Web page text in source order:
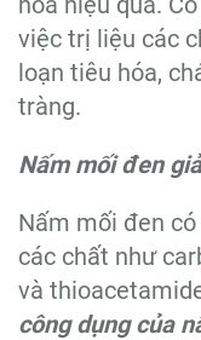
việc trị liệu các
loạn tiêu hóa,
tràng.
Nấm mối đen
Nấm mối đen
các chất như
và
công dụng của